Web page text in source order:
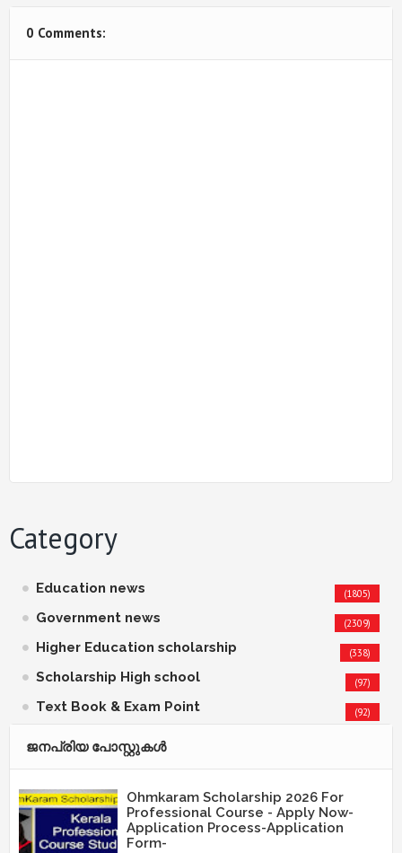
0 Comments:
Category
Education news (1805)
Government news (2309)
Higher Education scholarship (338)
Scholarship High school (97)
Text Book & Exam Point (92)
ജനപ്രിയ പോസ്റ്റുകള്‍‌
Ohmkaram Scholarship 2026 For
Professional Course - Apply Now-
Application Process-Application
Form-